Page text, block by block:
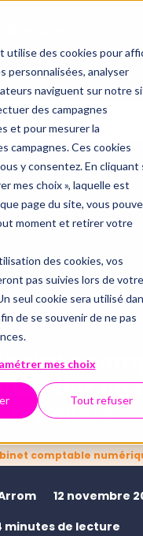
des cookies pour
personnalisées, analyser
naviguent sur notre
des campagnes
et pour mesurer la
campagnes. Ces cookies
y consentez. En cliquant
mes choix », laquelle est
page du site, vous
moment et retirer votre
des cookies, vos
pas suivies lors de votre
seul cookie sera utilisé
de se souvenir de ne pas
mes choix
Tout refuser
la data
pour un
amélioré
comptable
12 novembre
minutes de lecture